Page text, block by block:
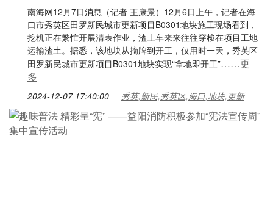
南海网12月7日消息（记者 王康景）12月6日上午，记者在海
口市秀英区田罗新民城市更新项目B0301地块施工现场看到，
挖机正在繁忙开展清表作业，渣土车来来往往穿梭在项目工地
运输渣土。据悉，该地块从摘牌到开工，仅用时一天，秀英区
田罗新民城市更新项目B0301地块实现“拿地即开工”……更
多
2024-12-07 17:40:00 秀英,新民,秀英区,海口,地块,更新